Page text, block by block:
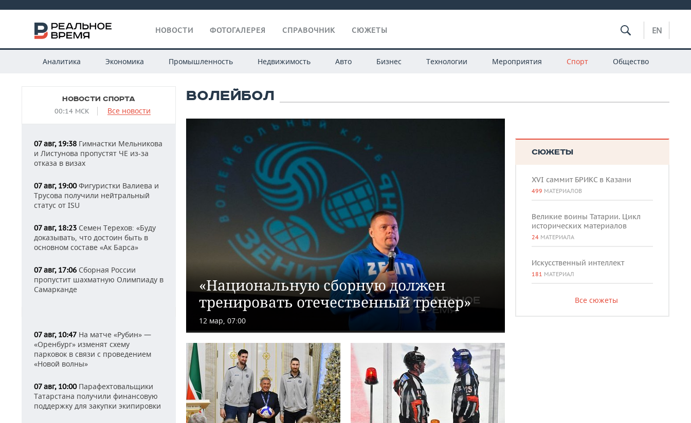
НОВОСТИ ФОТОГАЛЕРЕЯ СПРАВОЧНИК СЮЖЕТЫ EN
Аналитика Экономика Промышленность Недвижимость Авто Бизнес Технологии Мероприятия Спорт Общество
НОВОСТИ СПОРТА
00:14 МСК Все новости
07 авг, 19:38 Гимнастки Мельникова
и Листунова пропустят ЧЕ из-за
отказа в визах
07 авг, 19:00Фигуристки Валиева и
Трусова получили нейтральный
статус от ISU
07 авг, 18:23 Семен Терехов: «Буду
доказывать, что достоин быть в
основном составе «Ак Барса»
07 авг, 17:06 Сборная России
пропустит шахматную Олимпиаду в
Самарканде
07 авг, 10:47 На матче «Рубин» —
«Оренбург» изменят схему
парковок в связи с проведением
«Новой волны»
07 авг, 10:00Парафехтовальщики
Татарстана получили финансовую
поддержку для закупки экипировки
ВОЛЕЙБОЛ
«Национальную сборную должен
тренировать отечественный тренер»
12 мар, 07:00
СЮЖЕТЫ
XVI саммит БРИКС в Казани
499 МАТЕРИАЛОВ
Великие воины Татарии. Цикл
исторических материалов
24 МАТЕРИАЛА
Искусственный интеллект
181 МАТЕРИАЛ
Все сюжеты